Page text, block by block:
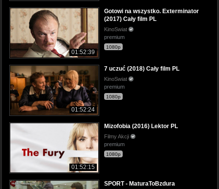
01:52:39
Gotowi na wszystko. Exterminator
(2017) Cały film PL
KinoSwiat
premium
1080p
01:52:24
7 uczuć (2018) Cały film PL
KinoSwiat
premium
1080p
01:52:15
Mizofobia (2016) Lektor PL
Filmy Akcji
premium
1080p
SPORT - MaturaToBzdura